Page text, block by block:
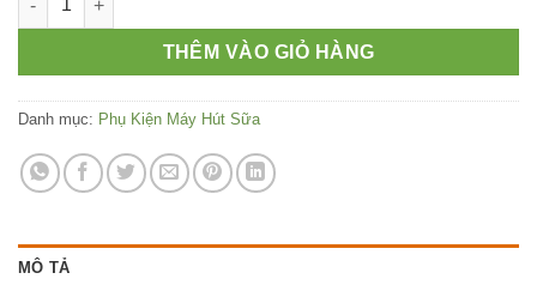
THÊM VÀO GIỎ HÀNG
Danh mục: Phụ Kiện Máy Hút Sữa
MÔ TẢ